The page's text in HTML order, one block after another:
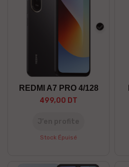
REDMI A7 PRO 4/128
499,00 DT
Noir
Stock Épuisé